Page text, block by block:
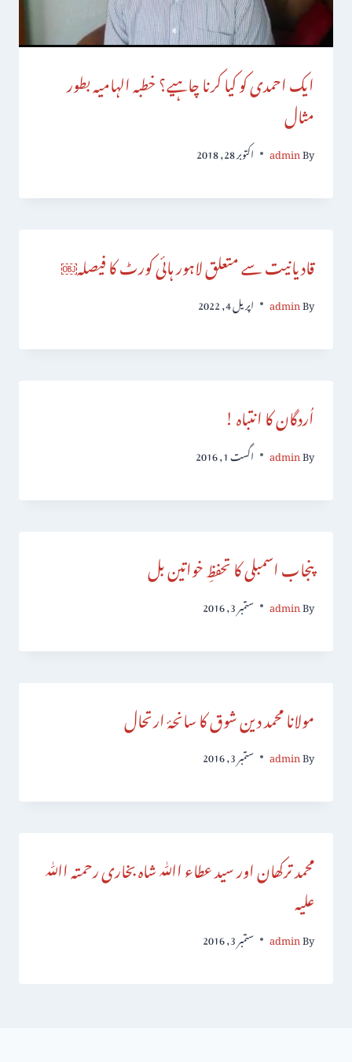
ایک احمدی کو کیا کرنا چاہیے؟ خطبہ الہامیہ بطور
مثال
By
admin اکتوبر 28, 2018
قادیانیت سے متعلق لاہور ہائی کورٹ کا فیصلہ￼
By
admin اپریل 4, 2022
اُردگان کا انتباہ !
By
admin اگست 1, 2016
پنجاب اسمبلی کا تحفظِ خواتین بل
By
admin ستمبر 3, 2016
مولانا محمد دین شوق کا سانحۂ ارتحال
By
admin ستمبر 3, 2016
محمد ترکھان اور سید عطاء اﷲ شاہ بخاری رحمتہ اﷲ
علیہ
By
admin ستمبر 3, 2016